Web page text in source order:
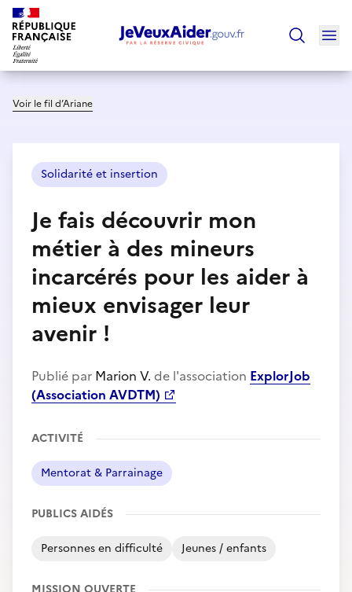
Voir le fil d’Ariane
Solidarité et insertion
Je fais découvrir mon
métier à des mineurs
incarcérés pour les aider à
mieux envisager leur
avenir !
Publié par Marion V. de l'association ExplorJob
(Association AVDTM)
ACTIVITÉ
Mentorat & Parrainage
PUBLICS AIDÉS
Personnes en difficulté Jeunes / enfants